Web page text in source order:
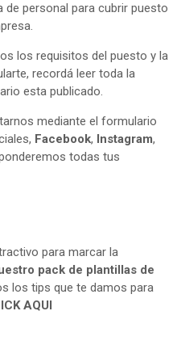
personal para cubrir puesto
los requisitos del puesto y la
recordá leer toda la
esta publicado.
mediante el formulario
Facebook, Instagram,
todas tus
para marcar la
pack de plantillas de
los tips que te damos para
AQUI